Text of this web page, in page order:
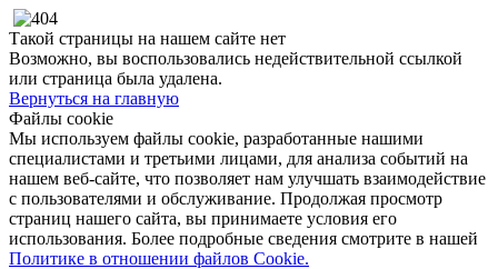
Такой страницы на нашем сайте нет
Возможно, вы воспользовались недействительной ссылкой
или страница была удалена.
Вернуться на главную
Файлы cookie
Мы используем файлы cookie, разработанные нашими
специалистами и третьими лицами, для анализа событий на
нашем веб-сайте, что позволяет нам улучшать взаимодействие
с пользователями и обслуживание. Продолжая просмотр
страниц нашего сайта, вы принимаете условия его
использования. Более подробные сведения смотрите в нашей
Политике в отношении файлов Cookie.